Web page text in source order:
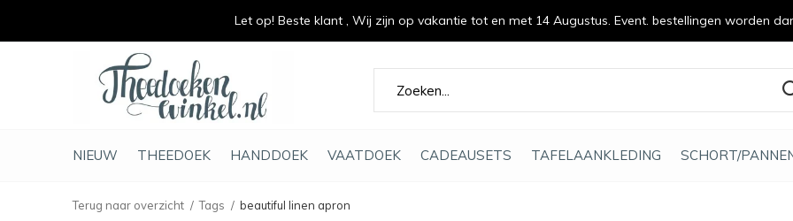
NIEUW THEEDOEK HANDDOEK VAATDOEK CADEAUSETS TAFELAANKLEDING SCHORT/
duurzaam en met liefde gemaakt
Terug naar overzicht Tags beautiful linen apron
Let op! Beste klant , Wij zijn op vakantie tot en met 14 Augustus. Event. bestellingen worden